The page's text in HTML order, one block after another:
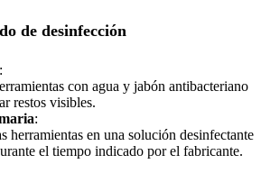
de desinfección
:
con agua y jabón antibacteriano
restos visibles.
:
herramientas en una solución desinfectante
el tiempo indicado por el fabricante.